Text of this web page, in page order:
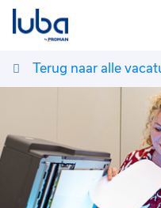
Vacatures
Voor werkgevers
Contact
Terug naar alle